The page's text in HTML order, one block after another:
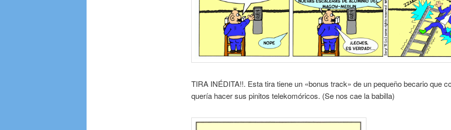
TIRA INÉDITA!!. Esta tira tiene un «bonus track» de un pequeño becario que
quería hacer sus pinitos telekomóricos. (Se nos cae la babilla)